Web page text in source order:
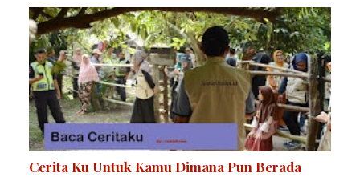
Cerita Ku Untuk Kamu Dimana Pun Berada